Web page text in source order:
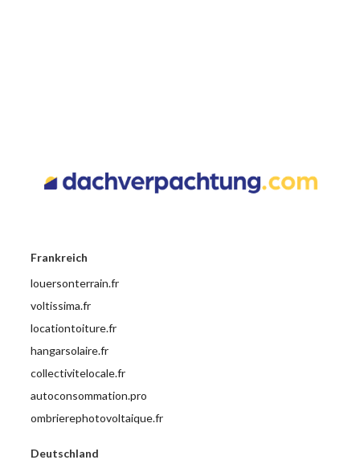
Frankreich
louersonterrain.fr
voltissima.fr
locationtoiture.fr
hangarsolaire.fr
collectivitelocale.fr
autoconsommation.pro
ombrierephotovoltaique.fr
Deutschland